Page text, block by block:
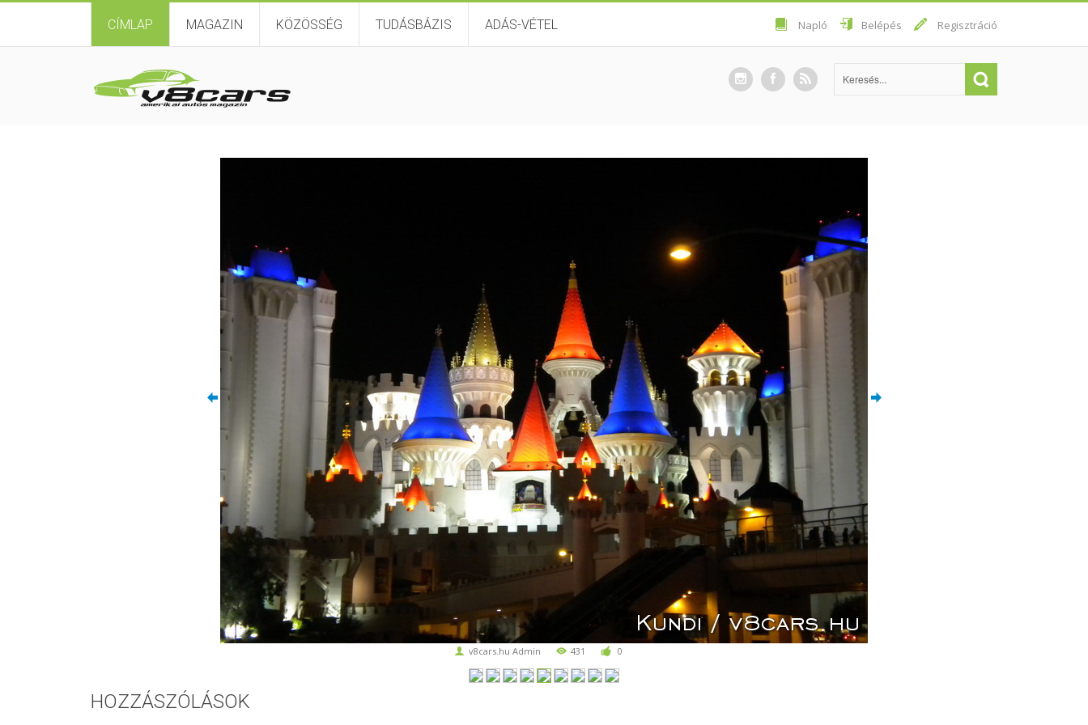
CÍMLAP MAGAZIN KÖZÖSSÉG TUDÁSBÁZIS ADÁS-VÉTEL Napló Belépés Regisztráció
v8cars.hu Admin 431 0
HOZZÁSZÓLÁSOK